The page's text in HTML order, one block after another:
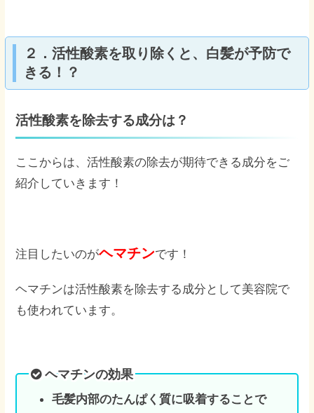
２．活性酸素を取り除くと、白髪が予防で
きる！？
活性酸素を除去する成分は？
ここからは、活性酸素の除去が期待できる成分をご
紹介していきます！
注目したいのがヘマチンです！
ヘマチンは活性酸素を除去する成分として美容院で
も使われています。
ヘマチンの効果
毛髪内部のたんぱく質に吸着することで